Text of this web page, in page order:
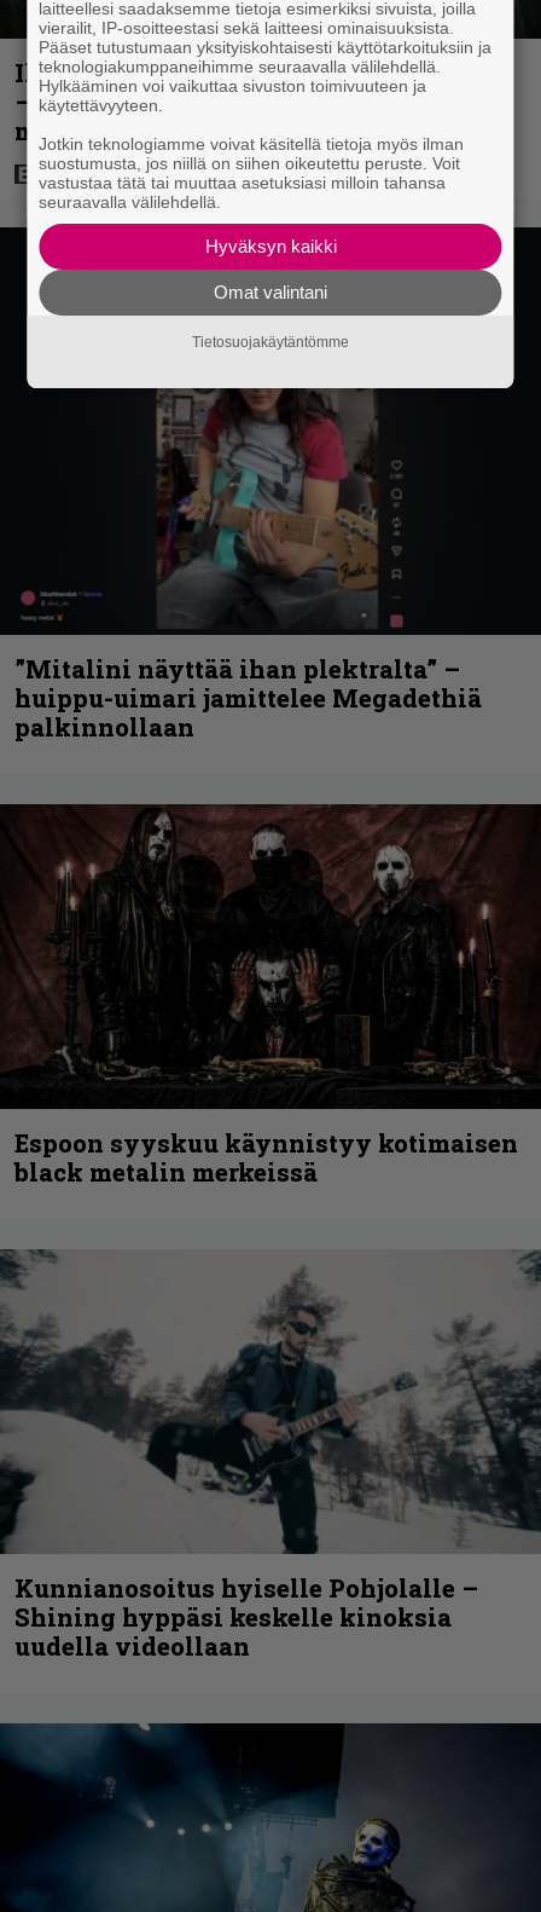
Illalla tv:ssä: Uuno-faneille katsottavaa
– Spede otti taas ohjat, mutta huonolla
menestyksellä
”Mitalini näyttää ihan plektralta” –
huippu-uimari jamittelee Megadethiä
palkinnollaan
Espoon syyskuu käynnistyy kotimaisen
black metalin merkeissä
Kunnianosoitus hyiselle Pohjolalle –
Shining hyppäsi keskelle kinoksia
uudella videollaan
laitteellesi saadaksemme tietoja esimerkiksi sivuista, joilla
vierailit, IP-osoitteestasi sekä laitteesi ominaisuuksista.
Pääset tutustumaan yksityiskohtaisesti käyttötarkoituksiin ja
teknologiakumppaneihimme seuraavalla välilehdellä.
Hylkääminen voi vaikuttaa sivuston toimivuuteen ja
käytettävyyteen.
Jotkin teknologiamme voivat käsitellä tietoja myös ilman
suostumusta, jos niillä on siihen oikeutettu peruste. Voit
vastustaa tätä tai muuttaa asetuksiasi milloin tahansa
seuraavalla välilehdellä.
Hyväksyn kaikki
Omat valintani
Tietosuojakäytäntömme